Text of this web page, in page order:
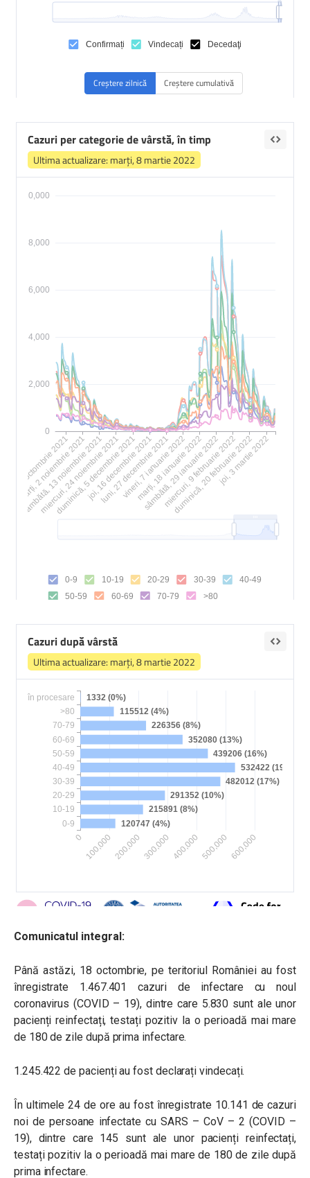
Comunicatul integral:
Până astăzi, 18 octombrie, pe teritoriul României au fost
înregistrate 1.467.401 cazuri de infectare cu noul
coronavirus (COVID – 19), dintre care 5.830 sunt ale unor
pacienți reinfectați, testați pozitiv la o perioadă mai mare
de 180 de zile după prima infectare.
1.245.422 de pacienți au fost declarați vindecați.
În ultimele 24 de ore au fost înregistrate 10.141 de cazuri
noi de persoane infectate cu SARS – CoV – 2 (COVID –
19), dintre care 145 sunt ale unor pacienți reinfectați,
testați pozitiv la o perioadă mai mare de 180 de zile după
prima infectare.